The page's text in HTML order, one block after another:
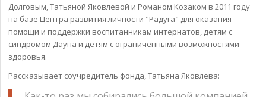
Долговым, Татьяной Яковлевой и Романом Козаком в 2011 году
на базе Центра развития личности "Радуга" для оказания
помощи и поддержки воспитанникам интернатов, детям с
синдромом Дауна и детям с ограниченными возможностями
здоровья.
Рассказывает соучредитель фонда, Татьяна Яковлева: